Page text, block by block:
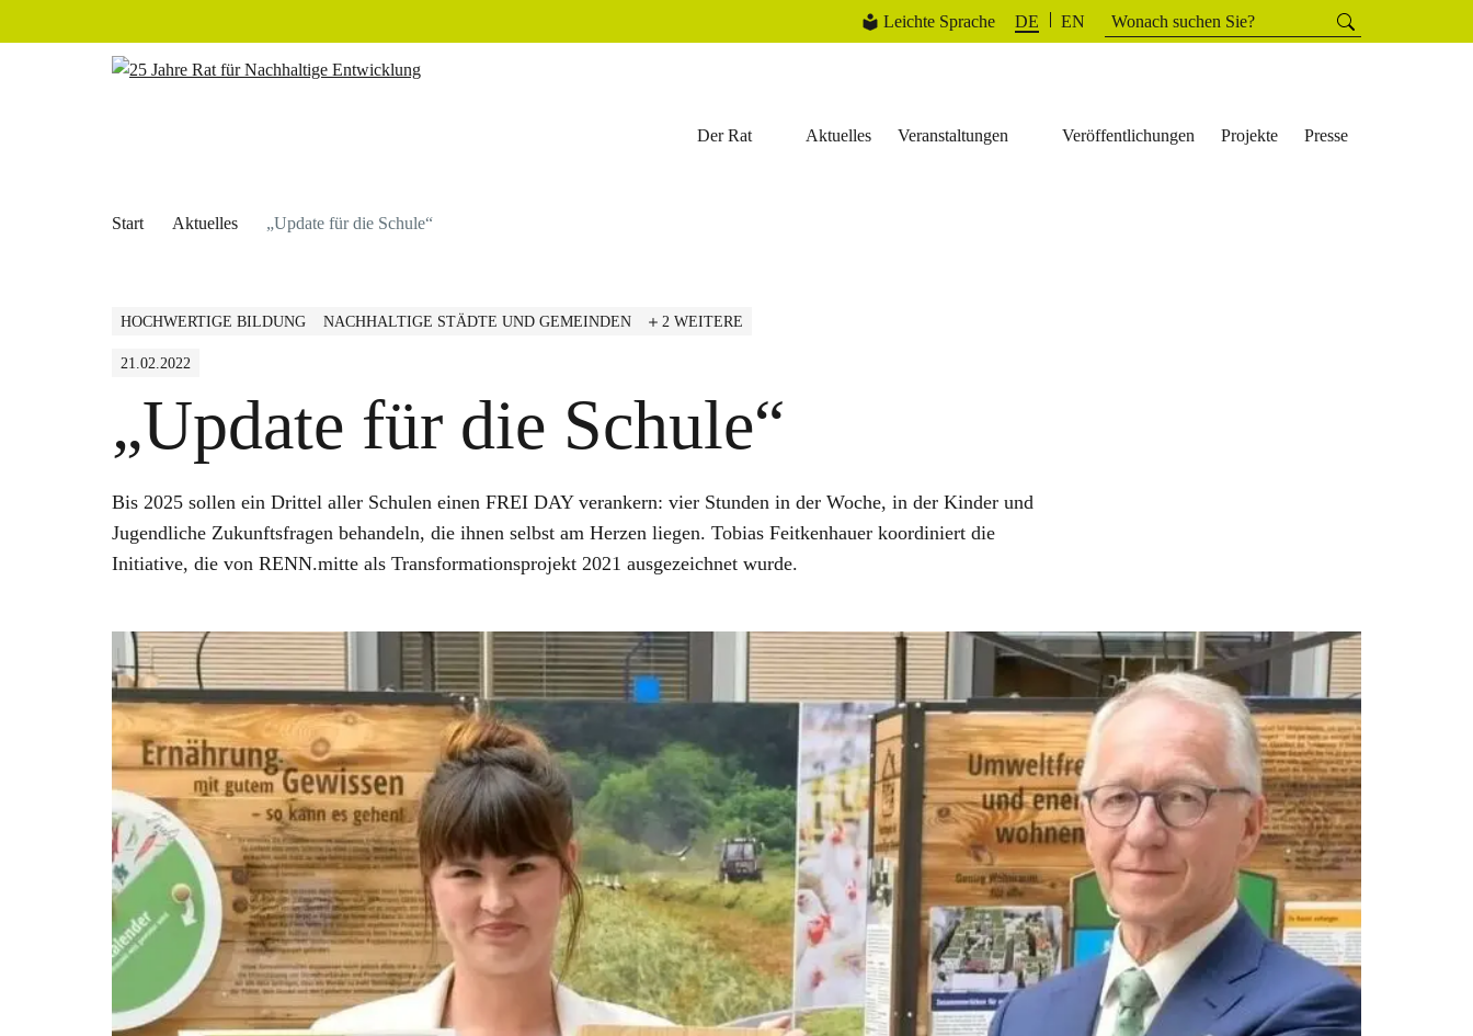
Suchen
nach:
Suchen
DE EN
Leichte Sprache
Der Rat Aktuelles Veranstaltungen Veröffentlichungen Projekte Presse
Start Aktuelles „Update für die Schule“
HOCHWERTIGE BILDUNG NACHHALTIGE STÄDTE UND GEMEINDEN 2 WEITERE
21.02.2022
„Update für die Schule“
Bis 2025 sollen ein Drittel aller Schulen einen FREI DAY verankern: vier Stunden in der Woche, in der Kinder und
Jugendliche Zukunftsfragen behandeln, die ihnen selbst am Herzen liegen. Tobias Feitkenhauer koordiniert die
Initiative, die von RENN.mitte als Transformationsprojekt 2021 ausgezeichnet wurde.